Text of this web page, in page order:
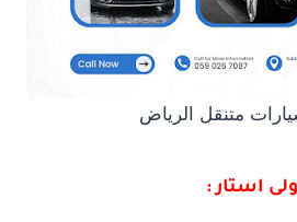
متنقل الرياض
استار :